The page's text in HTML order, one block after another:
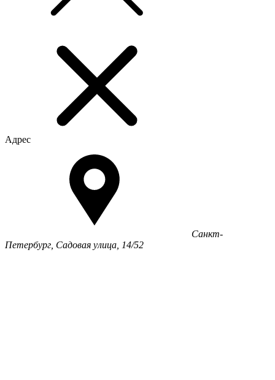
Адрес
Санкт-
Петербург, Садовая улица, 14/52